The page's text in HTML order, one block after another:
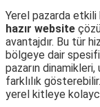
Yerel pazarda
hazır website
avantajdır. Bu tür
bölgeye dair
pazarın
farklılık
yerel kitleye